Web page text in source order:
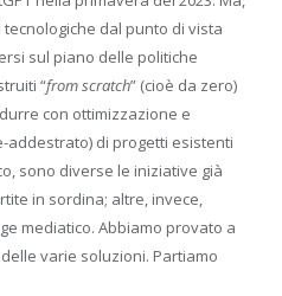
dal punto di vista
sul piano delle politiche
“from scratch” (cioè da zero)
con ottimizzazione e
di progetti esistenti
sono diverse le iniziative già
in sordina; altre, invece,
mediatico. Abbiamo provato a
varie soluzioni. Partiamo